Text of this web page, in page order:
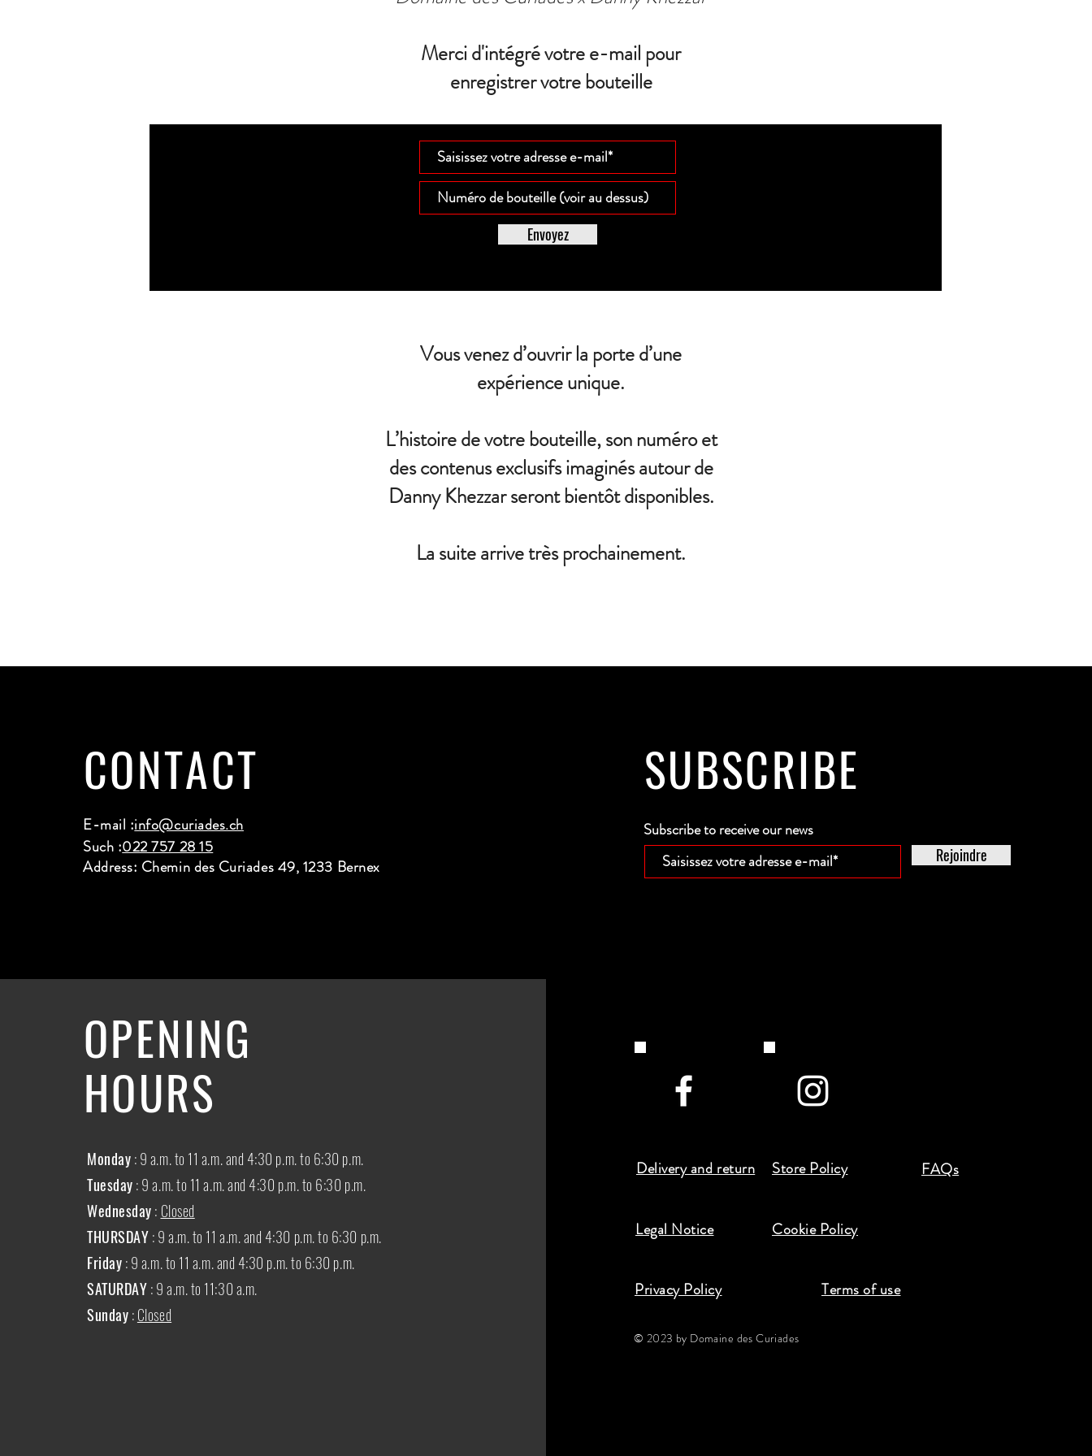
Merci d'intégré votre e-mail pour
enregistrer votre bouteille
Envoyez
Vous venez d’ouvrir la porte d’une
expérience unique.
L’histoire de votre bouteille, son numéro et
des contenus exclusifs imaginés autour de
Danny Khezzar seront bientôt disponibles.
La suite arrive très prochainement.
CONTACT
E-mail :info@curiades.ch
Such :022 757 28 15
Address: Chemin des Curiades 49, 1233 Bernex
SUBSCRIBE
Subscribe to receive our news
Rejoindre
OPENING
HOURS
Monday: 9 a.m. to 11 a.m. and 4:30 p.m. to 6:30 p.m.
Tuesday: 9 a.m. to 11 a.m. and 4:30 p.m. to 6:30 p.m.
Wednesday: Closed
THURSDAY:9 a.m. to 11 a.m. and 4:30 p.m. to 6:30 p.m.
Friday: 9 a.m. to 11 a.m. and 4:30 p.m. to 6:30 p.m.
SATURDAY: 9 a.m. to 11:30 a.m.
Sunday:Closed
Delivery and return Store Policy FAQs
Legal Notice Cookie Policy
Privacy Policy Terms of use
© 2023 by Domaine des Curiades